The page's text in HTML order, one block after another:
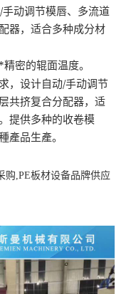
/手动调节模唇、多流道
器，适合多种成分材
*精密的辊面温度。
，设计自动/手动调节
共挤复合分配器，适
提供多种的收卷模
產品生產。
购,PE板材设备品牌供应